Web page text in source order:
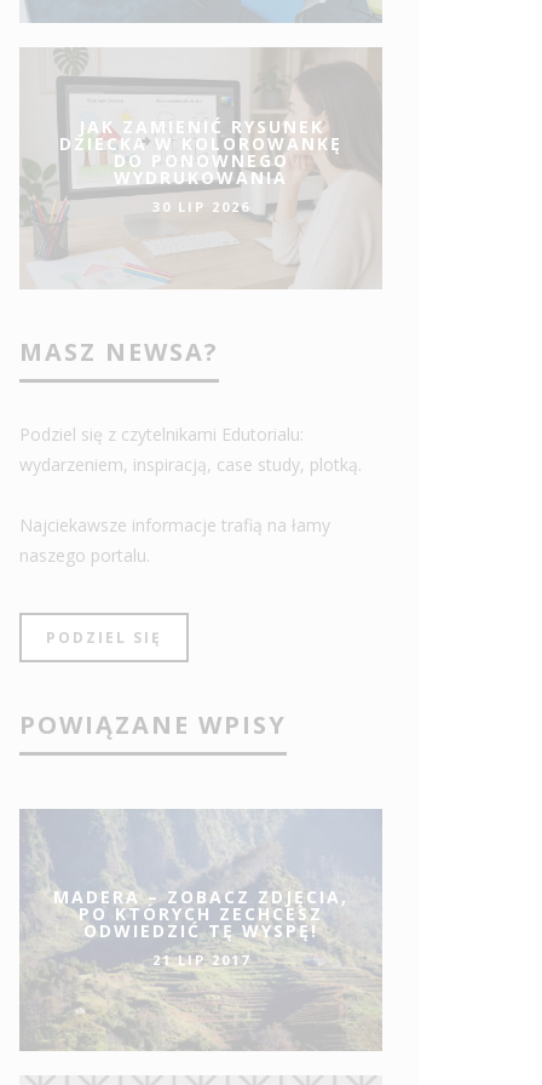
JAK ZAMIENIĆ RYSUNEK
DZIECKA W KOLOROWANKĘ
DO PONOWNEGO
WYDRUKOWANIA
30 LIP 2026
MASZ NEWSA?
Podziel się z czytelnikami Edutorialu:
wydarzeniem, inspiracją, case study, plotką.
Najciekawsze informacje trafią na łamy
naszego portalu.
PODZIEL SIĘ
POWIĄZANE WPISY
MADERA – ZOBACZ ZDJĘCIA,
PO KTÓRYCH ZECHCESZ
ODWIEDZIĆ TĘ WYSPĘ!
21 LIP 2017